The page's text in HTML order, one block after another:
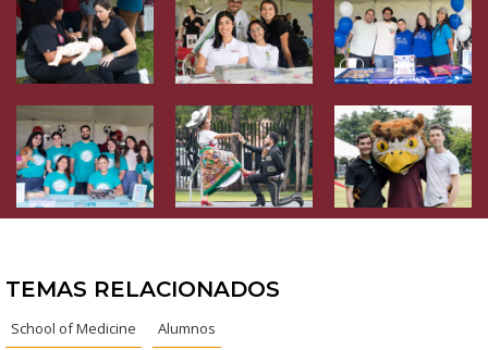
TEMAS RELACIONADOS
School of Medicine Alumnos